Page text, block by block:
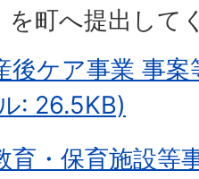
を町へ提出して
後ケア事業 事
: 26.5KB)
育・保育施設等